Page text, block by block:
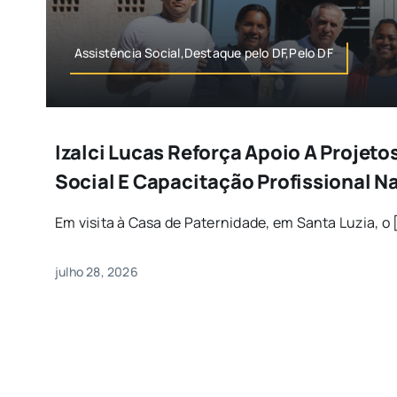
Assistência Social,Destaque pelo DF,Pelo DF
Izalci Lucas Reforça Apoio A
Social E Capacitação Profissional
Em visita à Casa de Paternidade, em Santa Luzia, o
julho 28, 2026